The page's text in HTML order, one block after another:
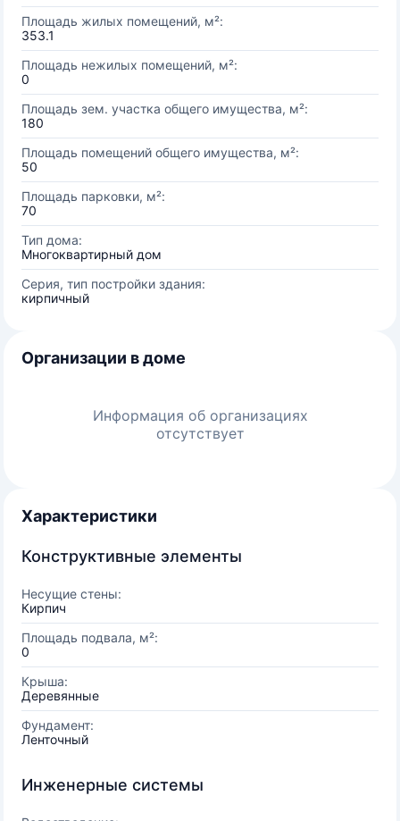
Площадь жилых помещений, м²:
353.1
Площадь нежилых помещений, м²:
0
Площадь зем. участка общего имущества, м²:
180
Площадь помещений общего имущества, м²:
50
Площадь парковки, м²:
70
Тип дома:
Многоквартирный дом
Серия, тип постройки здания:
кирпичный
Организации в доме
Информация об организациях
отсутствует
Характеристики
Конструктивные элементы
Несущие стены:
Кирпич
Площадь подвала, м²:
0
Крыша:
Деревянные
Фундамент:
Ленточный
Инженерные системы